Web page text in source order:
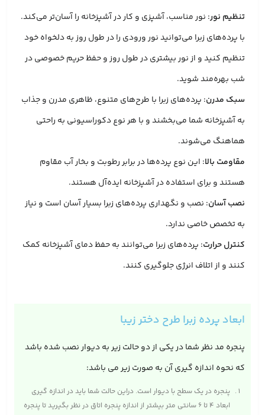
تنظیم نور: نور مناسب، آشپزی و کار در آشپزخانه را آسان‌تر می‌کند.
با پرده‌های زبرا می‌توانید نور ورودی را در طول روز به دلخواه خود
تنظیم کنید و از نور بیشتری در طول روز و حفظ حریم خصوصی در
شب بهره‌مند شوید.
سبک مدرن: پرده‌های زبرا با طرح‌های متنوع، ظاهری مدرن و جذاب
به آشپزخانه شما می‌بخشند و با هر نوع دکوراسیونی به راحتی
هماهنگ می‌شوند.
مقاومت بالا: این نوع پرده‌ها در برابر رطوبت و بخار آب مقاوم
هستند و برای استفاده در آشپزخانه ایده‌آل هستند.
نصب آسان: نصب و نگهداری پرده‌های زبرا بسیار آسان است و نیاز
به تخصص خاصی ندارد.
کنترل حرارت: پرده‌های زبرا می‌توانند به حفظ دمای آشپزخانه کمک
کنند و از اتلاف انرژی جلوگیری کنند.
ابعاد پرده زبرا طرح دختر زیبا
پنجره مد نظر شما در یکی از دو حالت زیر به دیوار نصب شده باشد
که نحوه اندازه گیری آن به صورت زیر می باشد:
پنجره در یک سطح با دیوار است. دراین حالت شما باید در اندازه‌ گیری
ابعاد ۴ تا ۶ سانتی متر بیشتر از اندازه پنجره اتاق در نظر بگیرید تا پنجره